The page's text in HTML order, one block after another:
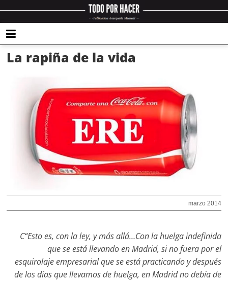
La rapiña de la vida
marzo 2014
C“Esto es, con la ley, y más allá…Con la huelga indefinida
que se está llevando en Madrid, si no fuera por el
esquirolaje empresarial que se está practicando y después
de los días que llevamos de huelga, en Madrid no debía de